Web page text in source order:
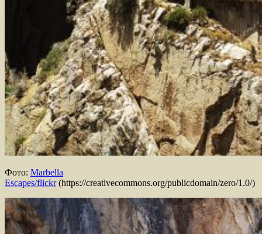
Фото: Marbella
Escapes/flickr(https://creativecommons.org/publicdomain/zero/1.0/)